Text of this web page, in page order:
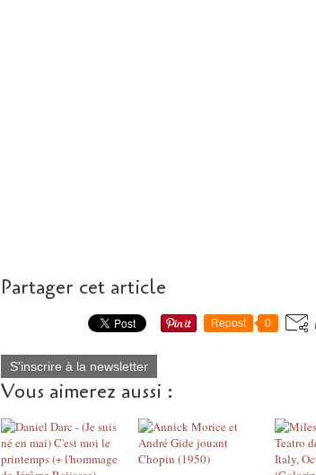
Partager cet article
Repost 0
S'inscrire à la newsletter
Vous aimerez aussi :